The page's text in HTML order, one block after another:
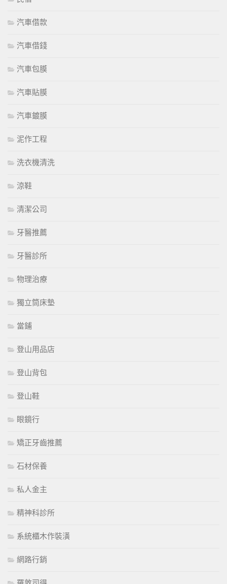
汽車借款
汽車借錢
汽車包膜
汽車貼膜
汽車鍍膜
泥作工程
洗衣機清洗
涼鞋
清潔公司
牙醫推薦
牙醫診所
物理治療
獨立筒床墊
當鋪
登山用品店
登山背包
登山鞋
眼鏡行
矯正牙齒推薦
石材保養
私人金主
精神科診所
系統櫃木作裝潢
網路行銷